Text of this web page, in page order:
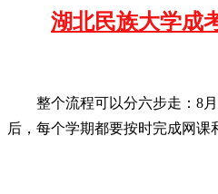
湖北民族大学成
整个流程可以分六步走：8
后，每个学期都要按时完成网课